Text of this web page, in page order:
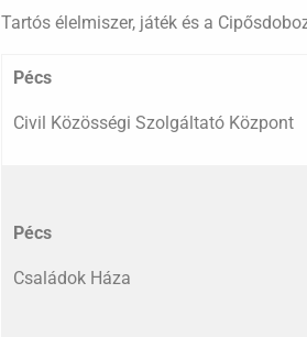
Tartós élelmiszer, játék és a
Pécs
Civil Közösségi Szolgáltató Központ
Pécs
Családok Háza